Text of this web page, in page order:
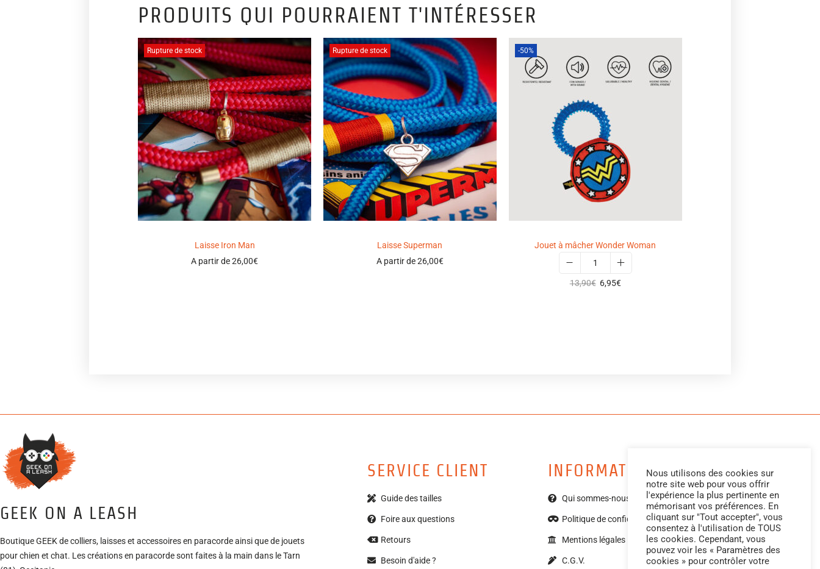
PRODUITS QUI POURRAIENT T'INTÉRESSER
Rupture de stock
Laisse Iron Man
A partir de26,00€
Rupture de stock
Laisse Superman
A partir de26,00€
-50%
Jouet à mâcher Wonder Woman
13,90€ 6,95€
GEEK ON A LEASH
Boutique GEEK de colliers, laisses et accessoires en paracorde ainsi que de jouets
pour chien et chat. Les créations en paracorde sont faites à la main dans le Tarn
SERVICE CLIENT
Guide des tailles
Foire aux questions
Retours
Besoin d'aide ?
INFORMATIONS
Qui sommes-nous ?
Politique de confidentialité
Mentions légales
C.G.V.
Nous utilisons des cookies sur
notre site web pour vous offrir
l'expérience la plus pertinente en
mémorisant vos préférences. En
cliquant sur "Tout accepter", vous
consentez à l'utilisation de TOUS
les cookies. Cependant, vous
pouvez voir les « Paramètres des
cookies » pour contrôler votre